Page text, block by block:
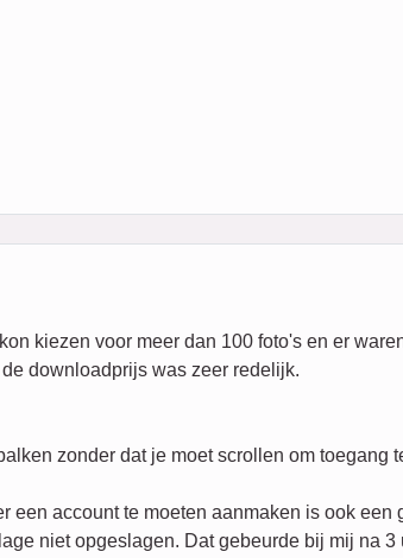
kiezen voor meer dan 100 foto's en er
downloadprijs was zeer redelijk.
zonder dat je moet scrollen om toegang
een account te moeten aanmaken is ook
niet opgeslagen. Dat gebeurde bij mij na